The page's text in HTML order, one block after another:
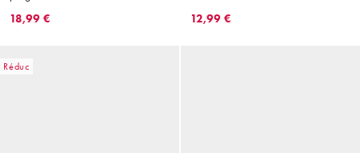
Chocolat
18,99 €
12,99 €
Réduc